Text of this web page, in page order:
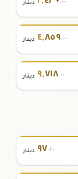
.٠٠ دينار
٤,٨٥٩.٠٠ دينار
٩,٧١٨.٠٠ دينار
٩٧.٢٠ دينار